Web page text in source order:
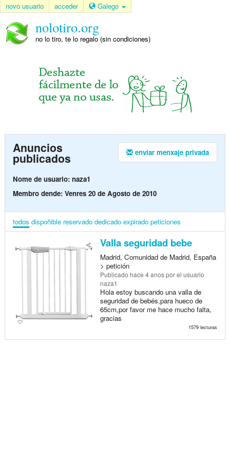
novo usuario acceder Galego
nolotiro.org
no lo tiro, te lo regalo (sin condiciones)
enviar menxaje privada
Anuncios
publicados
Nome de usuario: naza1
Membro dende: Venres 20 de Agosto de 2010
todos dispoñible reservado dedicado expirado peticiones
Valla seguridad bebe
Madrid, Comunidad de Madrid, España
> petición
Publicado hace 4 anospor el usuario
naza1
Hola estoy buscando una valla de
seguridad de bebés,para hueco de
65cm,por favor me hace mucho falta,
gracias
1579 lecturas